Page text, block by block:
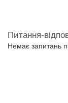
Питання-
Немає запитань